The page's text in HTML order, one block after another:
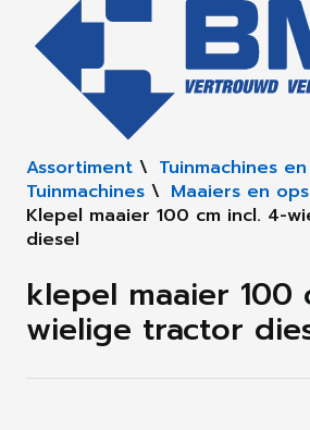
Assortiment \ Tuinmachines
Tuinmachines \ Maaiers en
Klepel maaier 100 cm incl. 4-
diesel
klepel maaier 100
wielige tractor